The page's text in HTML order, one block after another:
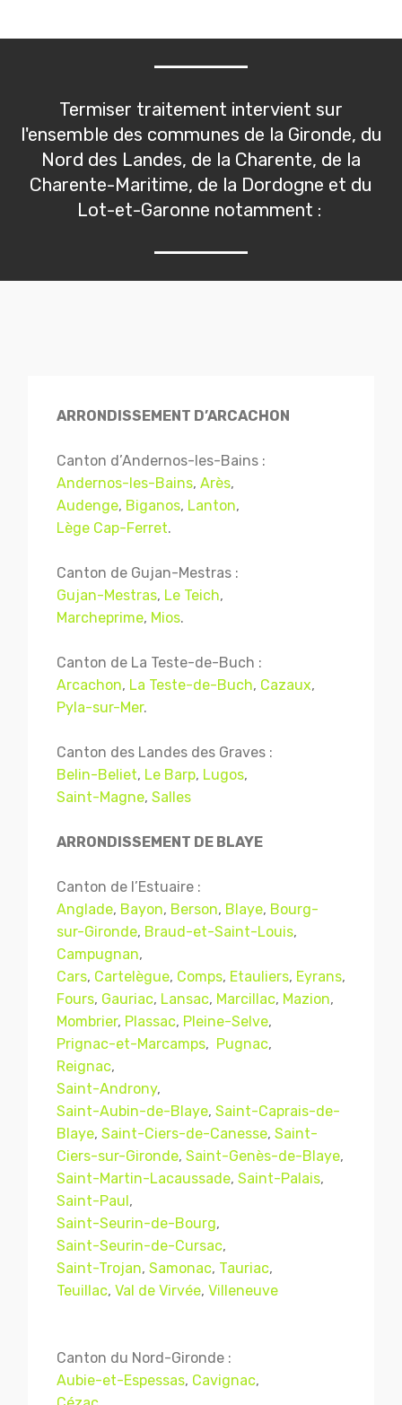
Termiser traitement intervient sur
l'ensemble des communes de la Gironde, du
Nord des Landes, de la Charente, de la
Charente-Maritime, de la Dordogne et du
Lot-et-Garonne notamment :
ARRONDISSEMENT D’ARCACHON
Canton d’Andernos-les-Bains :
Andernos-les-Bains, Arès,
Audenge, Biganos, Lanton,
Lège Cap-Ferret.
Canton de Gujan-Mestras :
Gujan-Mestras, Le Teich,
Marcheprime, Mios.
Canton de La Teste-de-Buch :
Arcachon, La Teste-de-Buch, Cazaux,
Pyla-sur-Mer.
Canton des Landes des Graves :
Belin-Beliet, Le Barp, Lugos,
Saint-Magne, Salles
ARRONDISSEMENT DE BLAYE
Canton de l’Estuaire :
Anglade, Bayon, Berson, Blaye, Bourg-
sur-Gironde, Braud-et-Saint-Louis,
Campugnan,
Cars, Cartelègue, Comps, Etauliers, Eyrans,
Fours, Gauriac, Lansac, Marcillac, Mazion,
Mombrier, Plassac, Pleine-Selve,
Prignac-et-Marcamps, Pugnac,
Reignac,
Saint-Androny,
Saint-Aubin-de-Blaye, Saint-Caprais-de-
Blaye, Saint-Ciers-de-Canesse, Saint-
Ciers-sur-Gironde, Saint-Genès-de-Blaye,
Saint-Martin-Lacaussade, Saint-Palais,
Saint-Paul,
Saint-Seurin-de-Bourg,
Saint-Seurin-de-Cursac,
Saint-Trojan, Samonac, Tauriac,
Teuillac, Val de Virvée, Villeneuve
Canton du Nord-Gironde :
Aubie-et-Espessas, Cavignac,
Mentions légales
référencé par© MACWIN